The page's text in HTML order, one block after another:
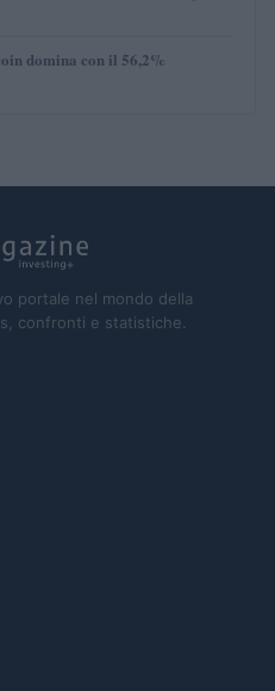
domina con il 56,2%
portale nel mondo della
confronti e statistiche.